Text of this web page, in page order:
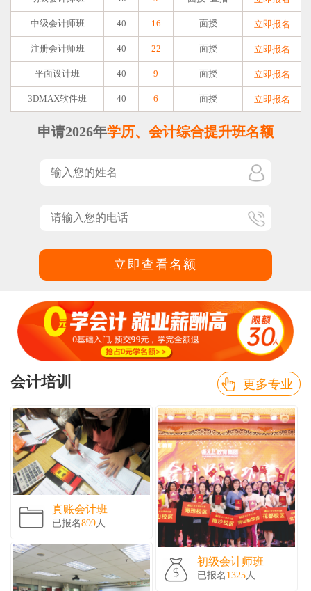
中级会计师班 40 16 面授 立即报名
注册会计师班 40 22 面授 立即报名
平面设计班 40 9 面授 立即报名
3DMAX软件班 40 6 面授 立即报名
申请2026年学历、会计综合提升班名额
立即查看名额
会计培训 更多专业
真账会计班
已报名899人
初级会计师班
已报名 1325人